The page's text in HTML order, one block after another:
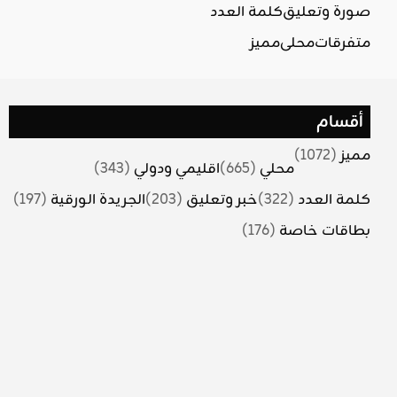
صورة وتعليقكلمة العدد
متفرقاتمحليمميز
أقسام
مميز(1072)
محلي (665) اقليمي ودولي (343)
كلمة العدد (322) خبر وتعليق (203) الجريدة الورقية (197)
بطاقات خاصة (176)